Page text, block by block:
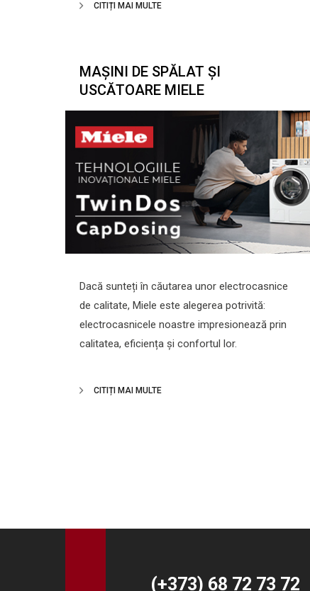
CITIȚI MAI MULTE
MAȘINI DE SPĂLAT ȘI
USCĂTOARE MIELE
Dacă sunteți în căutarea unor electrocasnice
de calitate, Miele este alegerea potrivită:
electrocasnicele noastre impresionează prin
calitatea, eficiența și confortul lor.
CITIȚI MAI MULTE
(+373) 68 72 73 72